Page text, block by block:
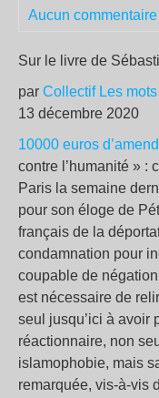
Aucun commentaire
Sur le livre de
par Collectif Les
13 décembre 2020
10000 euros
contre l’humanité » :
Paris la semaine
pour son éloge de
français de la
condamnation pour
coupable de
est nécessaire de
seul jusqu’ici à avoir
réactionnaire, non
islamophobie, mais
remarquée, vis-à-vis